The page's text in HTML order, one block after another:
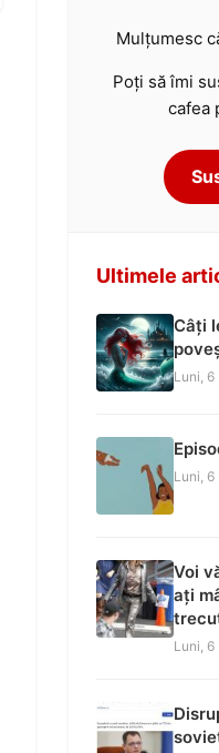
Mulțumesc
Poți să îmi
cafea
Ultimele
Câți
Luni,
Luni,
Voi
ați
Luni,